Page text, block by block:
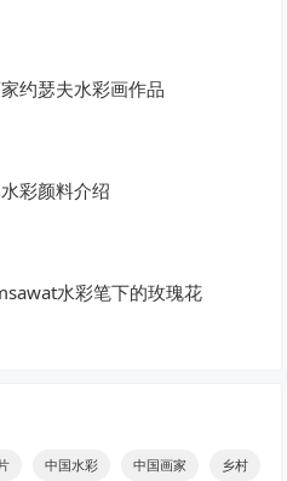
约瑟夫水彩画作品
彩颜料介绍
水彩笔下的玫瑰花
中国水彩 中国画家 乡村